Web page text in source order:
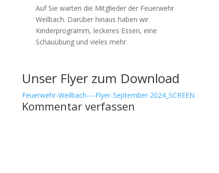
Auf Sie warten die Mitglieder der Feuerwehr
Weilbach. Darüber hinaus haben wir
Kinderprogramm, leckeres Essen, eine
Schauübung und vieles mehr.
Unser Flyer zum Download
Feuerwehr-Weilbach-–-Flyer-September-2024_SCREEN
Kommentar verfassen